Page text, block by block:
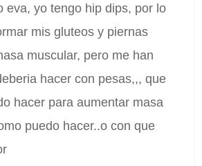
eva, yo tengo hip dips, por lo
mis gluteos y piernas
muscular, pero me han
hacer con pesas,,, que
hacer para aumentar masa
puedo hacer..o con que